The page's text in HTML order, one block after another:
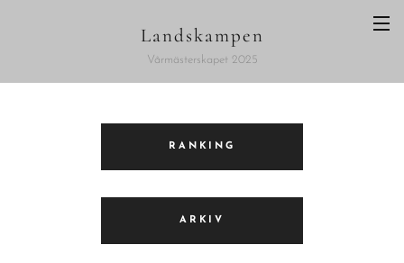
Landskampen
Vårmästerskapet 2025
RANKING
ARKIV